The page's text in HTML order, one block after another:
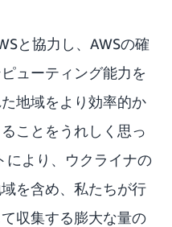
と協力し、AWSの確
ューティング能力を
地域をより効率的か
ことをうれしく思っ
により、ウクライナの
を含め、私たちが行
収集する膨大な量の